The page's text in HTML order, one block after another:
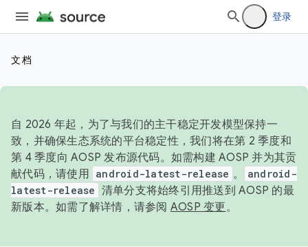
登录
文档
自 2026 年起，为了与我们的主干稳定开发模型保持一
致，并确保生态系统的平台稳定性，我们将在第 2 季度和
第 4 季度向 AOSP 发布源代码。如需构建 AOSP 并为其贡
献代码，请使用 android-latest-release 。
android-
latest-release 清单分支将始终引用推送到 AOSP 的最
新版本。如需了解详情，请参阅 AOSP 变更。